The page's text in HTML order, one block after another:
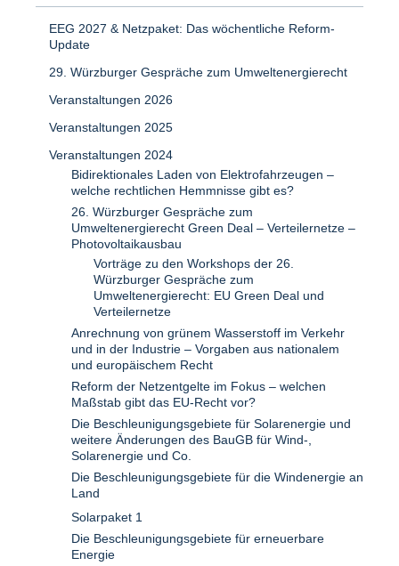
EEG 2027 & Netzpaket: Das wöchentliche Reform-
Update
29. Würzburger Gespräche zum Umweltenergierecht
Veranstaltungen 2026
Veranstaltungen 2025
Veranstaltungen 2024
Bidirektionales Laden von Elektrofahrzeugen –
welche rechtlichen Hemmnisse gibt es?
26. Würzburger Gespräche zum
Umweltenergierecht Green Deal – Verteilernetze –
Photovoltaikausbau
Vorträge zu den Workshops der 26.
Würzburger Gespräche zum
Umweltenergierecht: EU Green Deal und
Verteilernetze
Anrechnung von grünem Wasserstoff im Verkehr
und in der Industrie – Vorgaben aus nationalem
und europäischem Recht
Reform der Netzentgelte im Fokus – welchen
Maßstab gibt das EU-Recht vor?
Die Beschleunigungsgebiete für Solarenergie und
weitere Änderungen des BauGB für Wind-,
Solarenergie und Co.
Die Beschleunigungsgebiete für die Windenergie an
Land
Solarpaket 1
Die Beschleunigungsgebiete für erneuerbare
Energie